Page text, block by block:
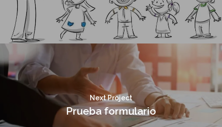
Next Project
Prueba formulario